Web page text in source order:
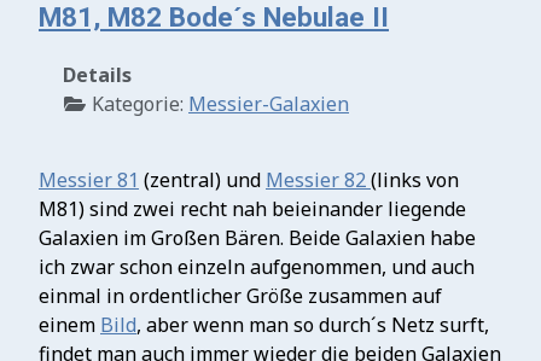
M81, M82 Bode´s Nebulae II
Details
Kategorie: Messier-Galaxien
Messier 81 (zentral) und Messier 82(links von
M81) sind zwei recht nah beieinander liegende
Galaxien im Großen Bären. Beide Galaxien habe
ich zwar schon einzeln aufgenommen, und auch
einmal in ordentlicher Größe zusammen auf
einem Bild, aber wenn man so durch´s Netz surft,
findet man auch immer wieder die beiden Galaxien